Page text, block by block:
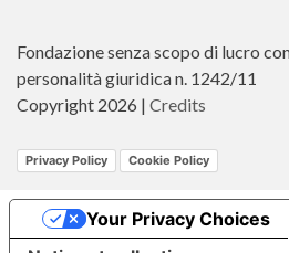
Fondazione senza scopo di lucro
personalità giuridica n. 1242/11
Copyright 2026 | Credits
Privacy Policy Cookie Policy
Your Privacy Choices